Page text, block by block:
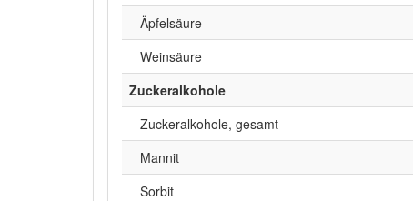
Äpfelsäure
Weinsäure
Zuckeralkohole
Zuckeralkohole, gesamt
Mannit
Sorbit